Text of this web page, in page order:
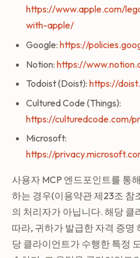
https://www.apple.com/
with-apple/
Google: https://
Notion: https://
Todoist (Doist): https://
Cultured Code (Things):
https://culturedcode.com/
Microsoft:
https://
사용자 MCP 엔드포인트를 통
하는 경우(이용약관 제23조 참
의 처리자가 아닙니다. 해당 클
따라, 귀하가 발급한 자격 증명
당 클라이언트가 수행한 특정